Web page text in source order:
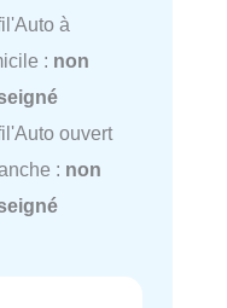
à
: non
ouvert
: non